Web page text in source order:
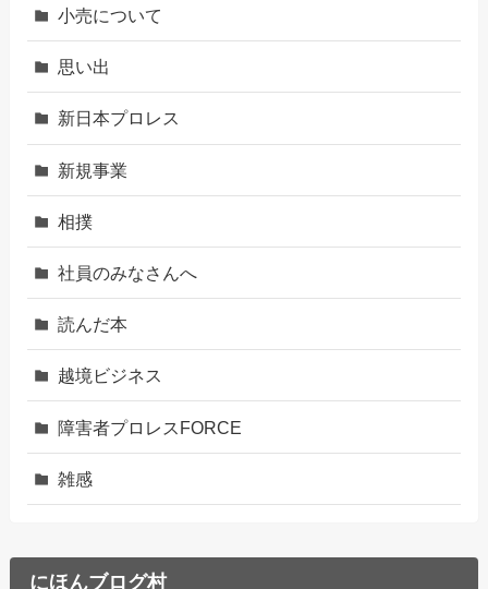
小売について
思い出
新日本プロレス
新規事業
相撲
社員のみなさんへ
読んだ本
越境ビジネス
障害者プロレスFORCE
雑感
にほんブログ村